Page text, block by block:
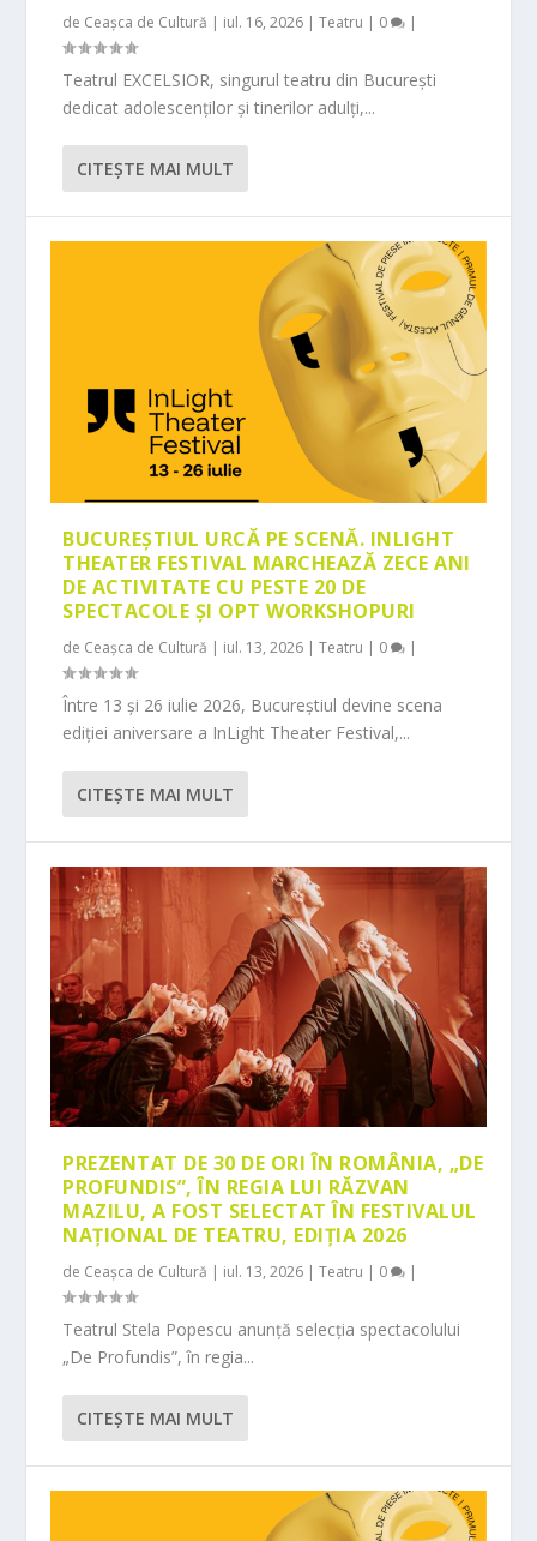
de Ceașca de Cultură | iul. 16, 2026 |Teatru | 0 |
Teatrul EXCELSIOR, singurul teatru din București
dedicat adolescenților și tinerilor adulți,...
CITEŞTE MAI MULT
BUCUREȘTIUL URCĂ PE SCENĂ. INLIGHT
THEATER FESTIVAL MARCHEAZĂ ZECE ANI
DE ACTIVITATE CU PESTE 20 DE
SPECTACOLE ȘI OPT WORKSHOPURI
de Ceașca de Cultură | iul. 13, 2026 |Teatru | 0 |
Între 13 și 26 iulie 2026, Bucureștiul devine scena
ediției aniversare a InLight Theater Festival,...
CITEŞTE MAI MULT
PREZENTAT DE 30 DE ORI ÎN ROMÂNIA, „DE
PROFUNDIS”, ÎN REGIA LUI RĂZVAN
MAZILU, A FOST SELECTAT ÎN FESTIVALUL
NAȚIONAL DE TEATRU, EDIȚIA 2026
de Ceașca de Cultură | iul. 13, 2026 |Teatru | 0 |
Teatrul Stela Popescu anunță selecția spectacolului
„De Profundis”, în regia...
CITEŞTE MAI MULT